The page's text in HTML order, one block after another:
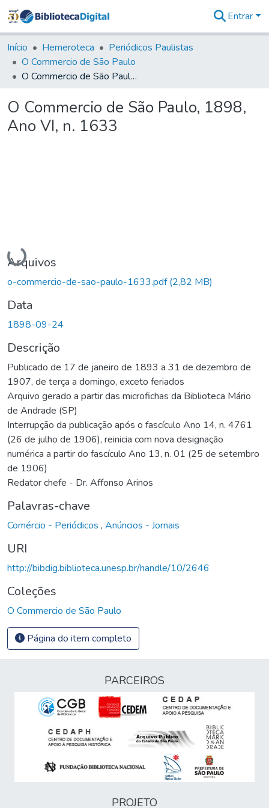
&
Coleções
Tudo na
Biblioteca
Estatísticas
Entrar
Início Hemeroteca
Periódicos Paulistas
O Commercio de São Paulo
O Commercio de São Paulo, 1898, Ano VI, n. 1633
O Commercio de São Paulo, 1898,
Ano VI, n. 1633
Carregando...
Arquivos
o-commercio-de-sao-paulo-1633.pdf(2,82 MB)
Data
1898-09-24
Descrição
Publicado de 17 de janeiro de 1893 a 31 de dezembro de
1907, de terça a domingo, exceto feriados
Arquivo gerado a partir das microfichas da Biblioteca Mário
de Andrade (SP)
Interrupção da publicação após o fascículo Ano 14, n. 4761
(26 de julho de 1906), reinicia com nova designação
numérica a partir do fascículo Ano 13, n. 01 (25 de setembro
de 1906)
Redator chefe - Dr. Affonso Arinos
Palavras-chave
Comércio - Periódicos , Anúncios - Jornais
URI
http://bibdig.biblioteca.unesp.br/handle/10/2646
Coleções
O Commercio de São Paulo
Página do item completo
PARCEIROS
PROJETO